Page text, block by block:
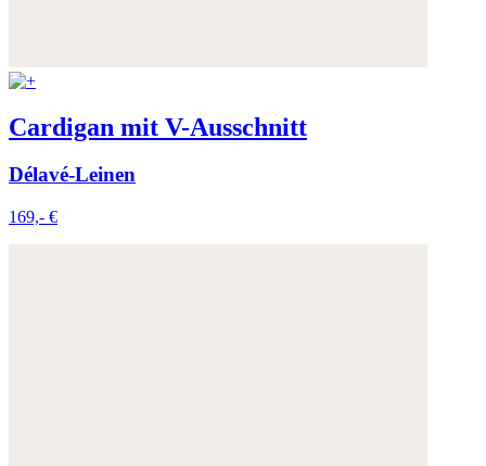
Cardigan mit V-Ausschnitt
Délavé-Leinen
169,- €